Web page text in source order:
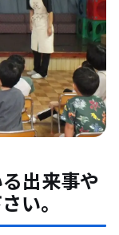
出来事や
い。